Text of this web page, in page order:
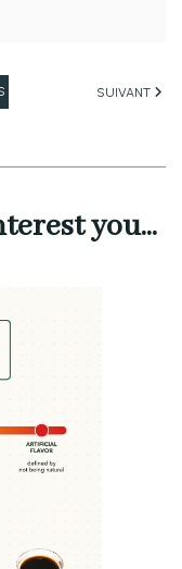
SUIVANT
you...